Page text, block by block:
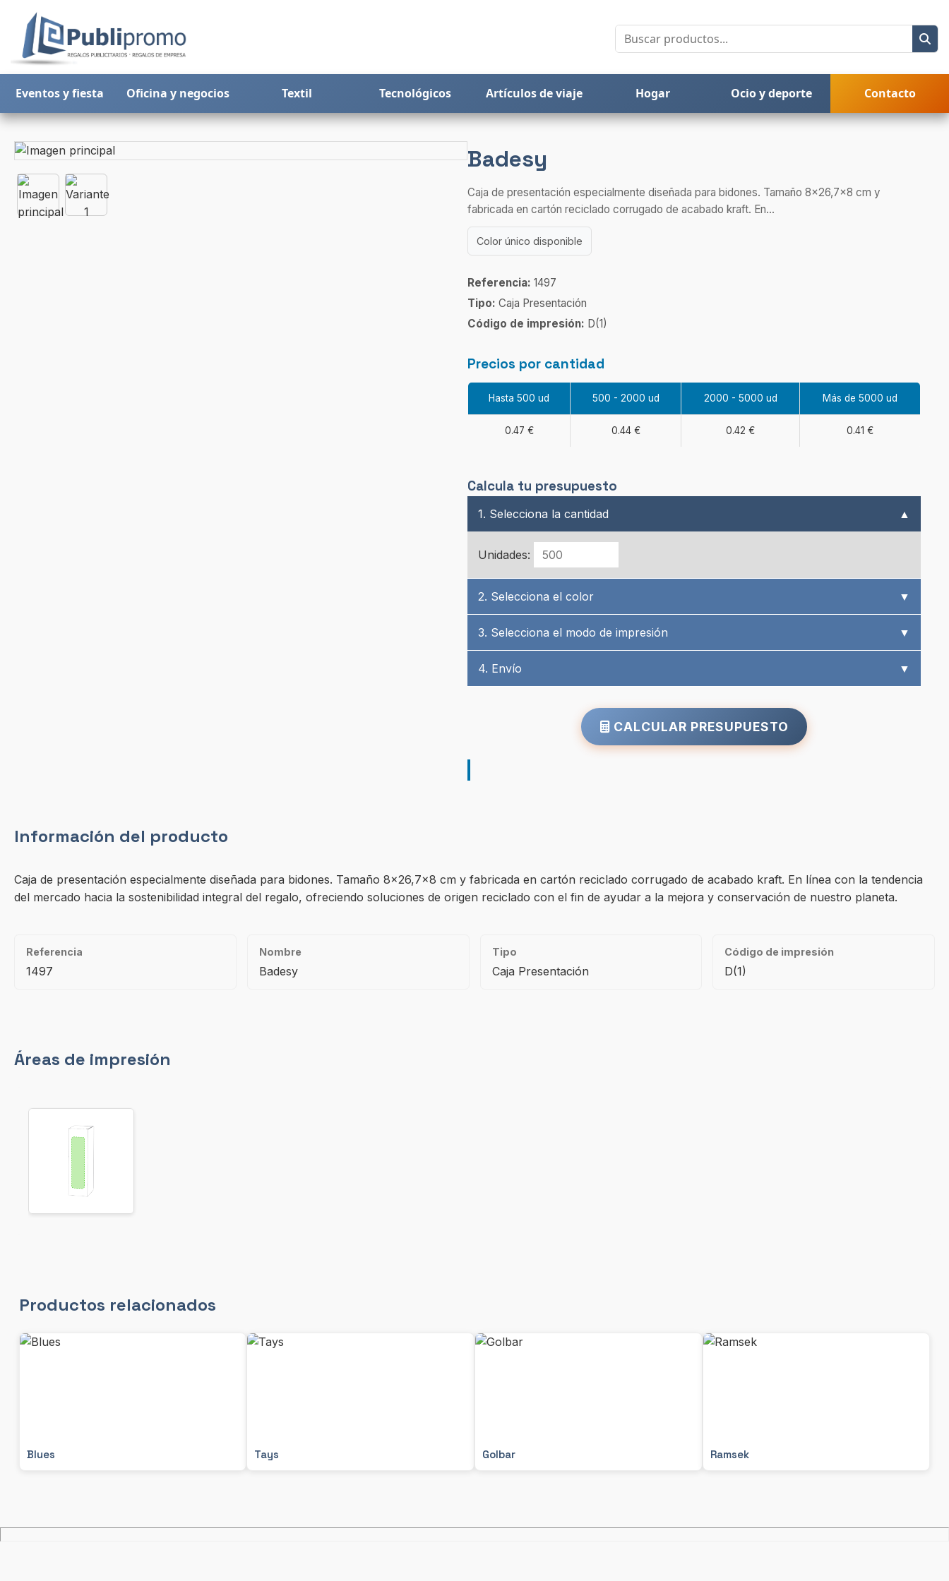
Eventos y fiesta Oficina y negocios Textil Tecnológicos Artículos de viaje Hogar Ocio y deporte Contacto
Badesy
Caja de presentación especialmente diseñada para bidones. Tamaño 8×26,7×8 cm y
fabricada en cartón reciclado corrugado de acabado kraft. En...
Color único disponible
Referencia: 1497
Tipo: Caja Presentación
Código de impresión: D(1)
Precios por cantidad
Hasta 500 ud 500 - 2000 ud 2000 - 5000 ud Más de 5000 ud
0.47 € 0.44 € 0.42 € 0.41 €
Calcula tu presupuesto
1. Selecciona la cantidad ▲
Unidades:
2. Selecciona el color ▼
3. Selecciona el modo de impresión ▼
4. Envío ▼
CALCULAR PRESUPUESTO
Información del producto
Caja de presentación especialmente diseñada para bidones. Tamaño 8×26,7×8 cm y fabricada en cartón reciclado corrugado de acabado kraft. En línea con la tendencia
del mercado hacia la sostenibilidad integral del regalo, ofreciendo soluciones de origen reciclado con el fin de ayudar a la mejora y conservación de nuestro planeta.
Referencia
1497
Nombre
Badesy
Tipo
Caja Presentación
Código de impresión
D(1)
Áreas de impresión
Productos relacionados
Blues Tays Golbar Ramsek